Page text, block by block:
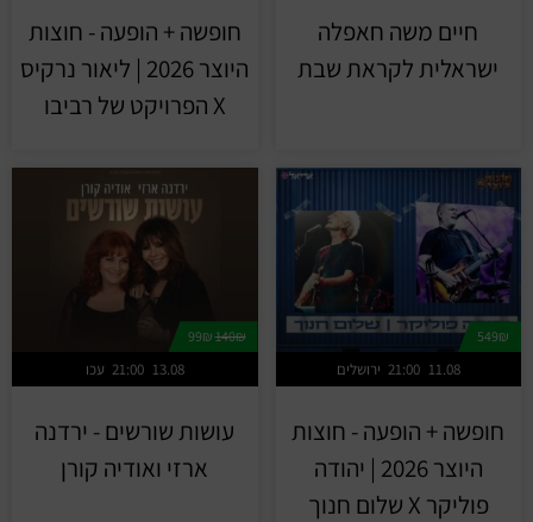
חיים משה חאפלה
ישראלית לקראת שבת
חופשה + הופעה - חוצות
היוצר 2026 | ליאור נרקיס
X הפרויקט של רביבו
549₪
ירושלים 21:00 11.08
חופשה + הופעה - חוצות
היוצר 2026 | יהודה
פוליקר X שלום חנוך
140₪
99₪
עכו 21:00 13.08
עושות שורשים - ירדנה
ארזי ואודיה קורן